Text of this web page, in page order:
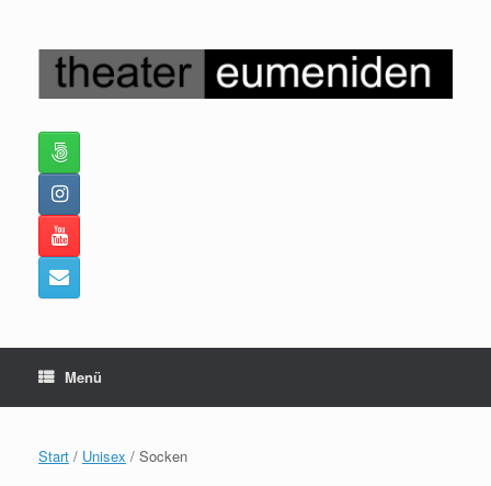
springen
Menü
Start / Unisex / Socken